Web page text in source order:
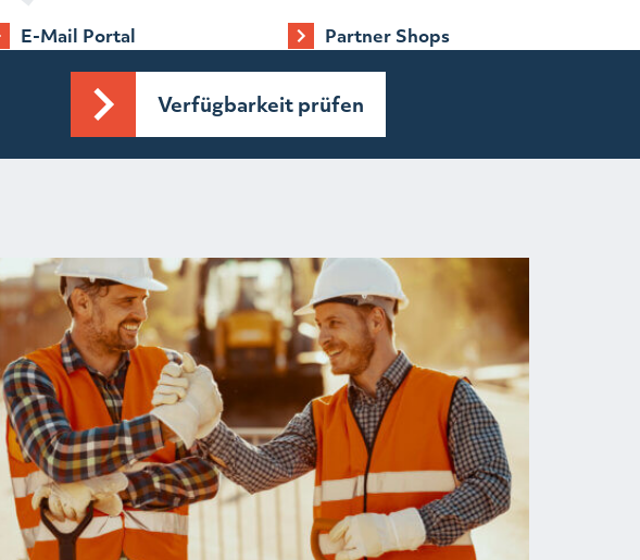
E-Mail Portal Partner Shops
Verfügbarkeit prüfen